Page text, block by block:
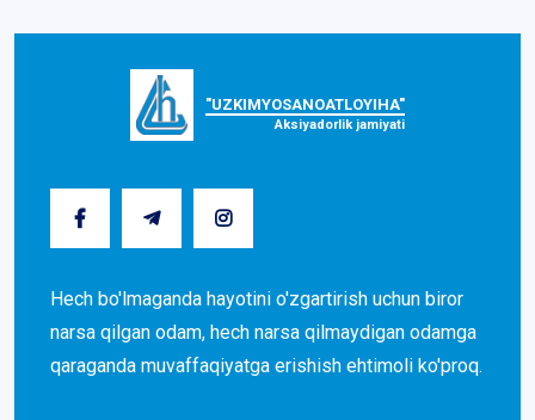
"UZKIMYOSANOATLOYIHA"
Aksiyadorlik jamiyati
Hech bo'lmaganda hayotini o'zgartirish uchun biror
narsa qilgan odam, hech narsa qilmaydigan odamga
qaraganda muvaffaqiyatga erishish ehtimoli ko'proq.